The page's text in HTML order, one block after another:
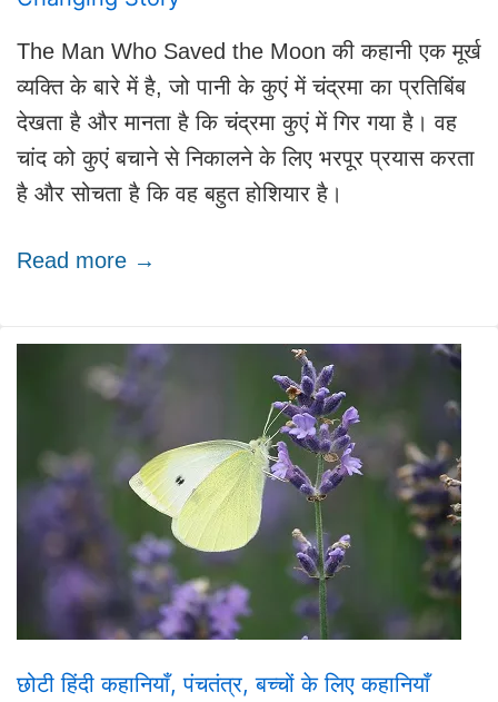
The Man Who Saved the Moon की कहानी एक मूर्ख
व्यक्ति के बारे में है, जो पानी के कुएं में चंद्रमा का प्रतिबिंब
देखता है और मानता है कि चंद्रमा कुएं में गिर गया है। वह
चांद को कुएं बचाने से निकालने के लिए भरपूर प्रयास करता
है और सोचता है कि वह बहुत होशियार है।
Read more →
छोटी हिंदी कहानियाँ,पंचतंत्र,बच्चों के लिए कहानियाँ